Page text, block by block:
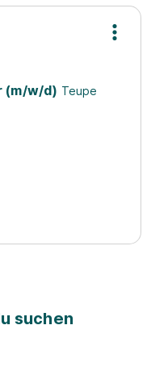
(m/w/d) Teupe
suchen